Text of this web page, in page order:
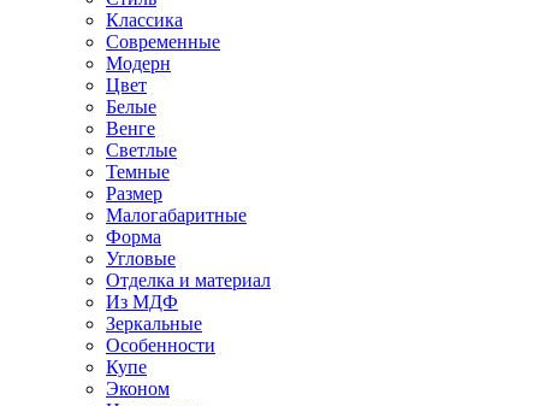
Классика
Современные
Модерн
Цвет
Белые
Венге
Светлые
Темные
Размер
Малогабаритные
Форма
Угловые
Отделка и материал
Из МДФ
Зеркальные
Особенности
Купе
Эконом